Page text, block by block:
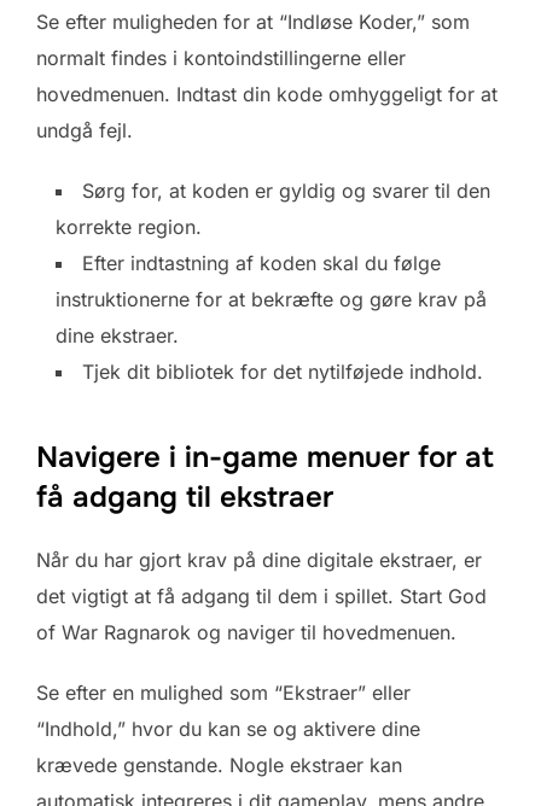
Se efter muligheden for at “Indløse Koder,” som
normalt findes i kontoindstillingerne eller
hovedmenuen. Indtast din kode omhyggeligt for at
undgå fejl.
Sørg for, at koden er gyldig og svarer til den
korrekte region.
Efter indtastning af koden skal du følge
instruktionerne for at bekræfte og gøre krav på
dine ekstraer.
Tjek dit bibliotek for det nytilføjede indhold.
Navigere i in-game menuer for at
få adgang til ekstraer
Når du har gjort krav på dine digitale ekstraer, er
det vigtigt at få adgang til dem i spillet. Start God
of War Ragnarok og naviger til hovedmenuen.
Se efter en mulighed som “Ekstraer” eller
“Indhold,” hvor du kan se og aktivere dine
krævede genstande. Nogle ekstraer kan
automatisk integreres i dit gameplay, mens andre